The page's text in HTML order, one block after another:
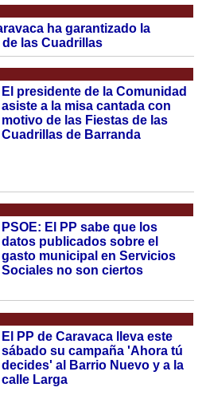
ha garantizado la
las Cuadrillas
El presidente de la Comunidad
asiste a la misa cantada con
motivo de las Fiestas de las
Cuadrillas de Barranda
PSOE: El PP sabe que los
datos publicados sobre el
gasto municipal en Servicios
Sociales no son ciertos
El PP de Caravaca lleva este
sábado su campaña 'Ahora tú
decides' al Barrio Nuevo y a la
calle Larga